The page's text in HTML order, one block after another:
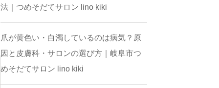
法｜つめそだてサロン lino kiki
爪が黄色い・白濁しているのは病気？原
因と皮膚科・サロンの選び方｜岐阜市つ
めそだてサロン lino kiki